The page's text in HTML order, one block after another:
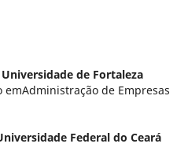
Universidade de Fortaleza
emAdministração de Empresas
Federal do Ceará